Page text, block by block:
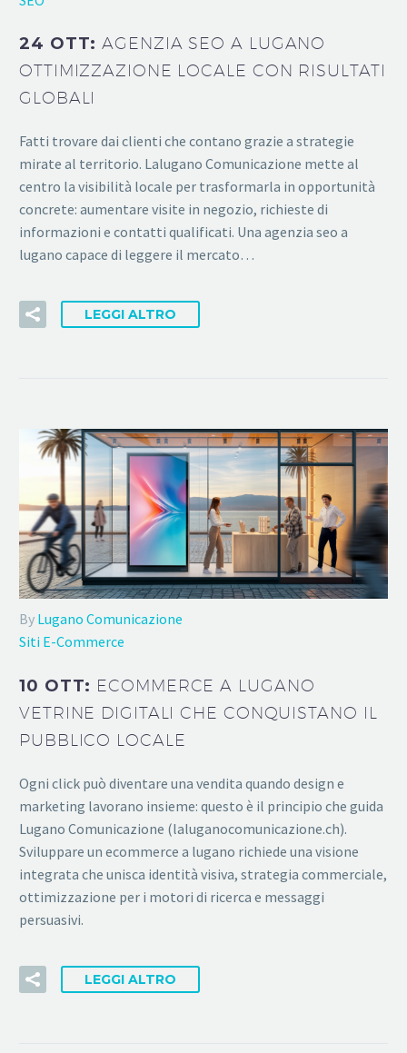
24 OTT:AGENZIA SEO A LUGANO
OTTIMIZZAZIONE LOCALE CON RISULTATI
GLOBALI
Fatti trovare dai clienti che contano grazie a strategie
mirate al territorio. Lalugano Comunicazione mette al
centro la visibilità locale per trasformarla in opportunità
concrete: aumentare visite in negozio, richieste di
informazioni e contatti qualificati. Una agenzia seo a
lugano capace di leggere il mercato…
LEGGI ALTRO
By Lugano Comunicazione
Siti E-Commerce
10 OTT: ECOMMERCE A LUGANO
VETRINE DIGITALI CHE CONQUISTANO IL
PUBBLICO LOCALE
Ogni click può diventare una vendita quando design e
marketing lavorano insieme: questo è il principio che guida
Lugano Comunicazione (laluganocomunicazione.ch).
Sviluppare un ecommerce a lugano richiede una visione
integrata che unisca identità visiva, strategia commerciale,
ottimizzazione per i motori di ricerca e messaggi
persuasivi.
LEGGI ALTRO